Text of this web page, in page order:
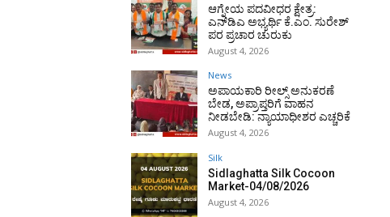
ಆಗ್ನೇಯ ಪದವೀಧರ ಕ್ಷೇತ್ರ:
ಎನ್‌ಡಿಎ ಅಭ್ಯರ್ಥಿ ಕೆ.ಎಂ. ಸುರೇಶ್
ಪರ ಪ್ರಚಾರ ಚುರುಕು
August 4, 2026
News
ಅಪಾಯಕಾರಿ ರೀಲ್ಸ್ ಅನುಕರಣೆ
ಬೇಡ, ಅಪ್ರಾಪ್ತರಿಗೆ ವಾಹನ
ನೀಡಬೇಡಿ: ನ್ಯಾಯಾಧೀಶರ ಎಚ್ಚರಿಕೆ
August 4, 2026
Silk
Sidlaghatta Silk Cocoon
Market-04/08/2026
August 4, 2026